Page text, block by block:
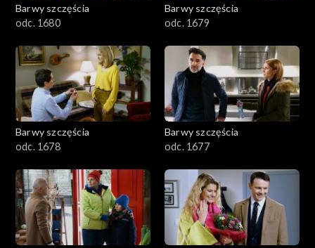
Barwy szczęścia
odc. 1680
Barwy szczęścia
odc. 1679
Barwy szczęścia
odc. 1678
Barwy szczęścia
odc. 1677